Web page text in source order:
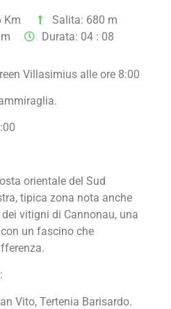
Km
Salita: 680 m
Durata: 04 : 08
Villasimius alle ore 8:00
orientale del Sud
tipica zona nota anche
vitigni di Cannonau, una
un fascino che
Vito, Tertenia Barisardo.